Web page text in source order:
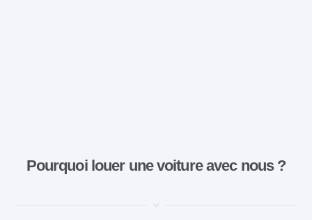
Pourquoi louer une voiture avec nous ?